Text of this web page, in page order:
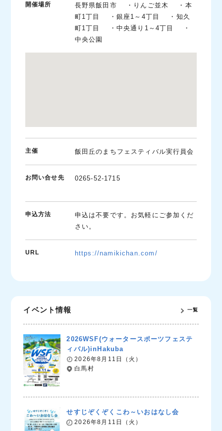
開催場所
長野県飯田市 ・りんご並木 ・本
町1丁目 ・銀座1～4丁目 ・知久
町1丁目 ・中央通り1～4丁目 ・
中央公園
主催 飯田丘のまちフェスティバル実行員会
お問い合せ先 0265-52-1715
申込方法
申込は不要です。お気軽にご参加くだ
さい。
URL https://namikichan.com/
イベント情報 一覧
2026WSF(ウォータースポーツフェステ
ィバル)inHakuba
2026年8月11日（火）
白馬村
せすじぞくぞくこわ～いおはなし会
2026年8月11日（火）